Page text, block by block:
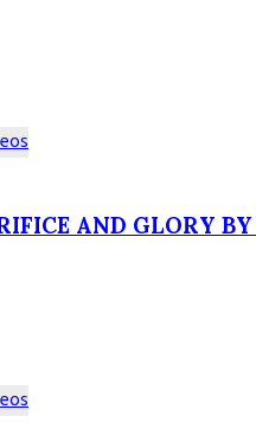
AND GLORY